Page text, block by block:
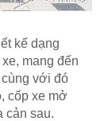
kế dạng
mang đến
với đó
cốp xe mở
cản sau.